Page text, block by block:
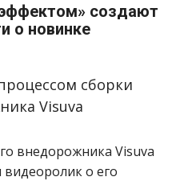
создают
о новинке
сборки
Visuva
внедорожника Visuva
видеоролик о его